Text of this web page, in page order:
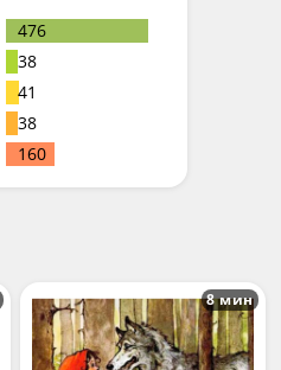
476
38
41
38
160
8 мин